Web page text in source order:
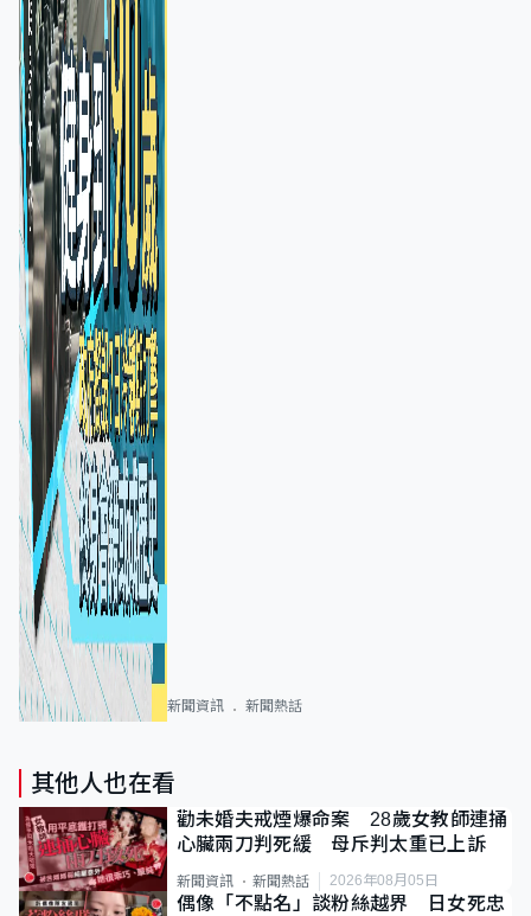
新聞資訊 新聞熱話
其他人也在看
勸未婚夫戒煙爆命案 28歲女教師連捅
心臟兩刀判死緩 母斥判太重已上訴
新聞資訊 新聞熱話 2026年08月05日
偶像「不點名」談粉絲越界 日女死忠